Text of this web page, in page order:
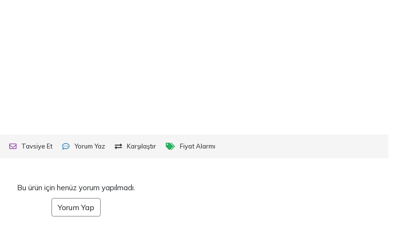
Tavsiye Et Yorum Yaz Karşılaştır Fiyat Alarmı
Bu ürün için henüz yorum yapılmadı.
Yorum Yap